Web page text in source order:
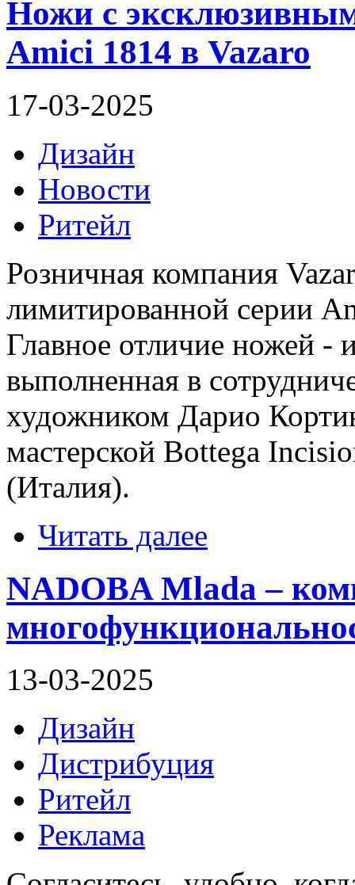
Ножи с
Amici 1814 в Vazaro
17-03-2025
Дизайн
Новости
Ритейл
Розничная компания
лимитированной серии
Главное отличие ножей -
выполненная в
художником Дарио
мастерской Bottega
(Италия).
Читать далее
NADOBA Mlada –
13-03-2025
Дизайн
Дистрибуция
Ритейл
Реклама